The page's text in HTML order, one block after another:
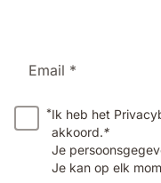
Email *
*Ik heb het
akkoord.*
Je
Je kan op elk